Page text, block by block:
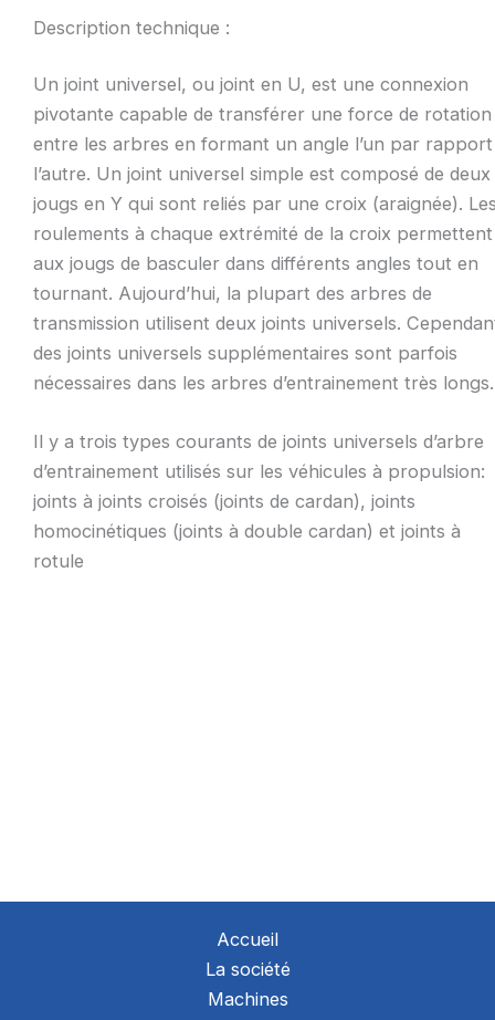
Description technique :
Un joint universel, ou joint en U, est une connexion
pivotante capable de transférer une force de rotation
entre les arbres en formant un angle l’un par
l’autre. Un joint universel simple est composé de deux
jougs en Y qui sont reliés par une croix (araignée).
roulements à chaque extrémité de la croix permettent
aux jougs de basculer dans différents angles tout en
tournant. Aujourd’hui, la plupart des arbres de
transmission utilisent deux joints universels.
des joints universels supplémentaires sont parfois
nécessaires dans les arbres d’entrainement très longs.
Il y a trois types courants de joints universels d’arbre
d’entrainement utilisés sur les véhicules à propulsion:
joints à joints croisés (joints de cardan), joints
homocinétiques (joints à double cardan) et joints à
rotule
Accueil
La société
Machines